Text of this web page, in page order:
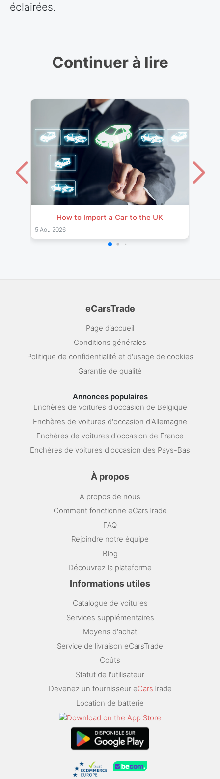
éclairées.
Continuer à lire
How to Import a Car to the UK
5 Aou 2026
eCarsTrade
Page d’accueil
Conditions générales
Politique de confidentialité et d'usage de cookies
Garantie de qualité
Annonces populaires
Enchères de voitures d'occasion de Belgique
Enchères de voitures d'occasion d'Allemagne
Enchères de voitures d'occasion de France
Enchères de voitures d'occasion des Pays-Bas
À propos
A propos de nous
Comment fonctionne eCarsTrade
FAQ
Rejoindre notre équipe
Blog
Découvrez la plateforme
Informations utiles
Catalogue de voitures
Services supplémentaires
Moyens d'achat
Service de livraison eCarsTrade
Coûts
Statut de l'utilisateur
Devenez un fournisseur eCarsTrade
Location de batterie